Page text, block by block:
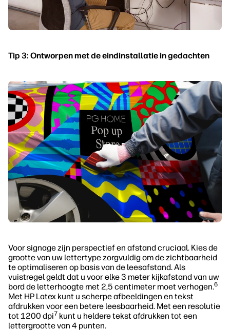
Tip 3: Ontworpen met de eindinstallatie in gedachten
Voor signage zijn perspectief en afstand cruciaal. Kies de
grootte van uw lettertype zorgvuldig om de zichtbaarheid
te optimaliseren op basis van de leesafstand. Als
vuistregel geldt dat u voor elke 3 meter kijkafstand van uw
bord de letterhoogte met 2,5 centimeter moet verhogen.6
Met HP Latex kunt u scherpe afbeeldingen en tekst
afdrukken voor een betere leesbaarheid. Met een resolutie
tot 1200 dpi7 kunt u heldere tekst afdrukken tot een
lettergrootte van 4 punten.